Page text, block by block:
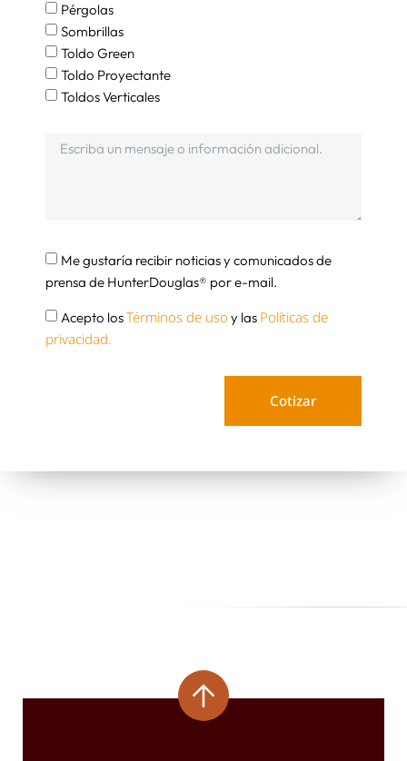
Pérgolas
Sombrillas
Toldo Green
Toldo Proyectante
Toldos Verticales
Me gustaría recibir noticias y comunicados de
prensa de HunterDouglas® por e-mail.
Acepto losTérminos de uso y las Políticas de
privacidad.
Cotizar